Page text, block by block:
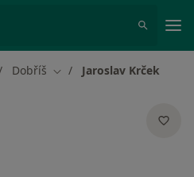
Dobříš Změna města
Jaroslav Krček